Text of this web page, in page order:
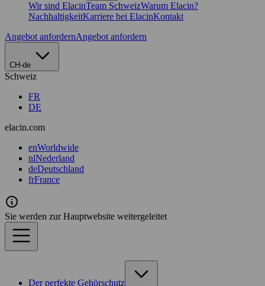
Wir sind ElacinTeam SchweizWarum Elacin?
NachhaltigkeitKarriere bei ElacinKontakt
Angebot anfordernAngebot anfordern
CH-de
Schweiz
FR
DE
elacin.com
enWorldwide
nlNederland
deDeutschland
frFrance
Sie werden zur Hauptwebsite weitergeleitet
Der perfekte Gehörschutz